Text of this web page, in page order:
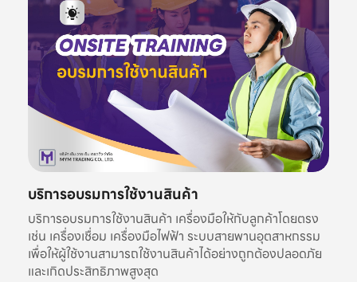
บริการอบรมการใช้งานสินค้า
บริการอบรมการใช้งานสินค้า เครื่องมือให้กับลูกค้าโดยตรง
เช่น เครื่องเชื่อม เครื่องมือไฟฟ้า ระบบสายพานอุตสาหกรรม
เพื่อให้ผู้ใช้งานสามารถใช้งานสินค้าได้อย่างถูกต้องปลอดภัย
และเกิดประสิทธิภาพสูงสุด